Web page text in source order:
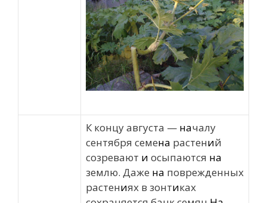
К концу августа — началу
сентября семена растений
созревают и осыпаются на
землю. Даже на поврежденных
растениях в зонтиках